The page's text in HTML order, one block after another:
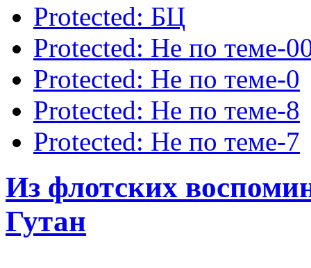
Protected: БЦ
Protected: Не по теме-
Protected: Не по теме-0
Protected: Не по теме-8
Protected: Не по теме-7
Из флотских
Гутан